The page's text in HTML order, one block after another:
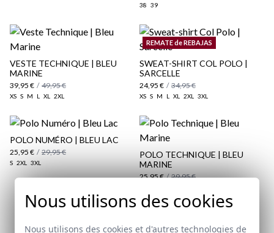
Politique d'expédition ici
38 39
VESTE TECHNIQUE | BLEU
MARINE
39,95 € / 49,95 €
XS S M L XL 2XL
REMATE de REBAJAS
SWEAT-SHIRT COL POLO |
SARCELLE
24,95 € / 34,95 €
XS S M L XL 2XL 3XL
POLO NUMÉRO | BLEU LAC
25,95 € / 29,95 €
S 2XL 3XL
POLO TECHNIQUE | BLEU
MARINE
25,95 € / 29,95 €
Nous utilisons des cookies
Nous utilisons des cookies et d'autres technologies de